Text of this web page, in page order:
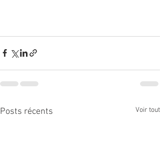
Posts récents Voir tout